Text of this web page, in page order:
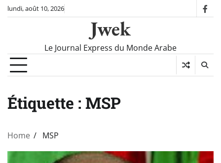
Skiplundi, août 10, 2026
Jwek
Le Journal Express du Monde Arabe
Étiquette : MSP
Home MSP